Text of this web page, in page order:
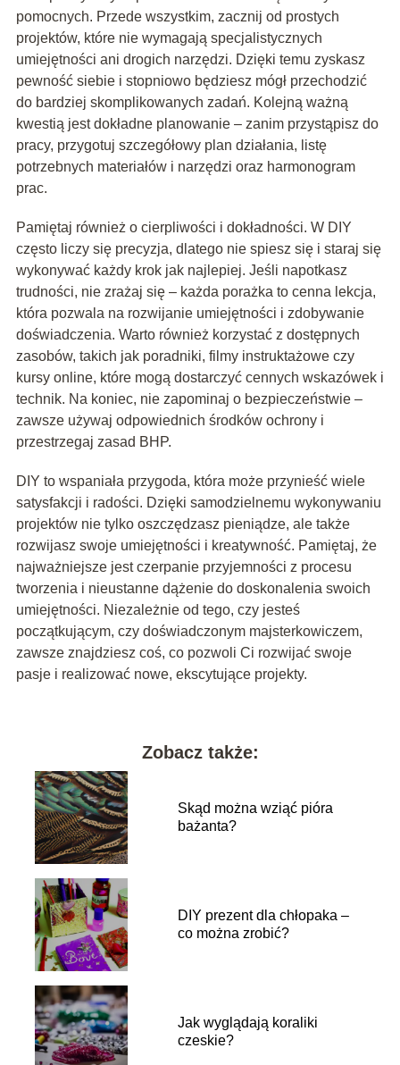
pomocnych. Przede wszystkim, zacznij od prostych
projektów, które nie wymagają specjalistycznych
umiejętności ani drogich narzędzi. Dzięki temu zyskasz
pewność siebie i stopniowo będziesz mógł przechodzić
do bardziej skomplikowanych zadań. Kolejną ważną
kwestią jest dokładne planowanie – zanim przystąpisz do
pracy, przygotuj szczegółowy plan działania, listę
potrzebnych materiałów i narzędzi oraz harmonogram
prac.
Pamiętaj również o cierpliwości i dokładności. W DIY
często liczy się precyzja, dlatego nie spiesz się i staraj się
wykonywać każdy krok jak najlepiej. Jeśli napotkasz
trudności, nie zrażaj się – każda porażka to cenna lekcja,
która pozwala na rozwijanie umiejętności i zdobywanie
doświadczenia. Warto również korzystać z dostępnych
zasobów, takich jak poradniki, filmy instruktażowe czy
kursy online, które mogą dostarczyć cennych wskazówek i
technik. Na koniec, nie zapominaj o bezpieczeństwie –
zawsze używaj odpowiednich środków ochrony i
przestrzegaj zasad BHP.
DIY to wspaniała przygoda, która może przynieść wiele
satysfakcji i radości. Dzięki samodzielnemu wykonywaniu
projektów nie tylko oszczędzasz pieniądze, ale także
rozwijasz swoje umiejętności i kreatywność. Pamiętaj, że
najważniejsze jest czerpanie przyjemności z procesu
tworzenia i nieustanne dążenie do doskonalenia swoich
umiejętności. Niezależnie od tego, czy jesteś
początkującym, czy doświadczonym majsterkowiczem,
zawsze znajdziesz coś, co pozwoli Ci rozwijać swoje
pasje i realizować nowe, ekscytujące projekty.
Zobacz także:
Skąd można wziąć pióra
bażanta?
DIY prezent dla chłopaka –
co można zrobić?
Jak wyglądają koraliki
czeskie?